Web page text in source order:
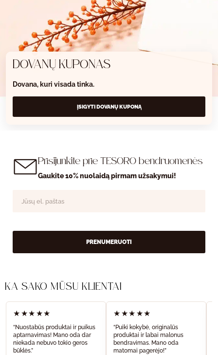
DOVANŲ KUPONAS
Dovana, kuri visada tinka.
ĮSIGYTI DOVANŲ KUPONĄ
Prisijunkite prie TESORO bendruomenės
Gaukite 10% nuolaidą pirmam užsakymui!
PRENUMERUOTI
KĄ SAKO MŪSŲ KLIENTAI
★★★★★
“Nuostabūs produktai ir puikus
aptarnavimas! Mano oda dar
niekada nebuvo tokio geros
būklės.”
★★★★★
“Puiki kokybė, originalūs
produktai ir labai malonus
bendravimas. Mano oda
matomai pagerėjo!”